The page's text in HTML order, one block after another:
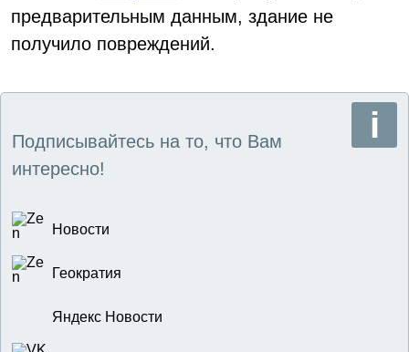
предварительным данным, здание не
получило повреждений.
Подписывайтесь на то, что Вам
интересно!
Новости
Геократия
Яндекс Новости